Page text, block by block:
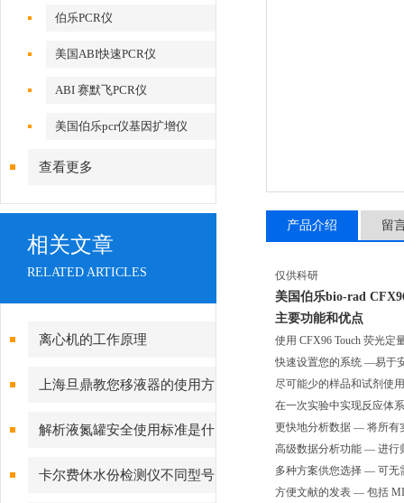
伯乐PCR仪
美国ABI快速PCR仪
ABI 赛默飞PCR仪
美国伯乐pcr仪基因扩增仪
查看更多
相关文章
RELATED ARTICLES
离心机的工作原理
上海旦鼎教您移液器的使用方
法小妙招
解析液氮罐安全使用标准是什
卡尔费休水份检测仪不同型号
产品介绍 留
仅供科研
美国伯乐bio-rad
主要功能和优点
使用 CFX96 Touch 荧光定
快速设置您的系统 —易于
尽可能少的样品和试剂使
在一次实验中实现反应体
更快地分析数据 — 将所有
高级数据分析功能 — 进行
多种方案供您选择 — 可无
方便文献的发表 — 包括